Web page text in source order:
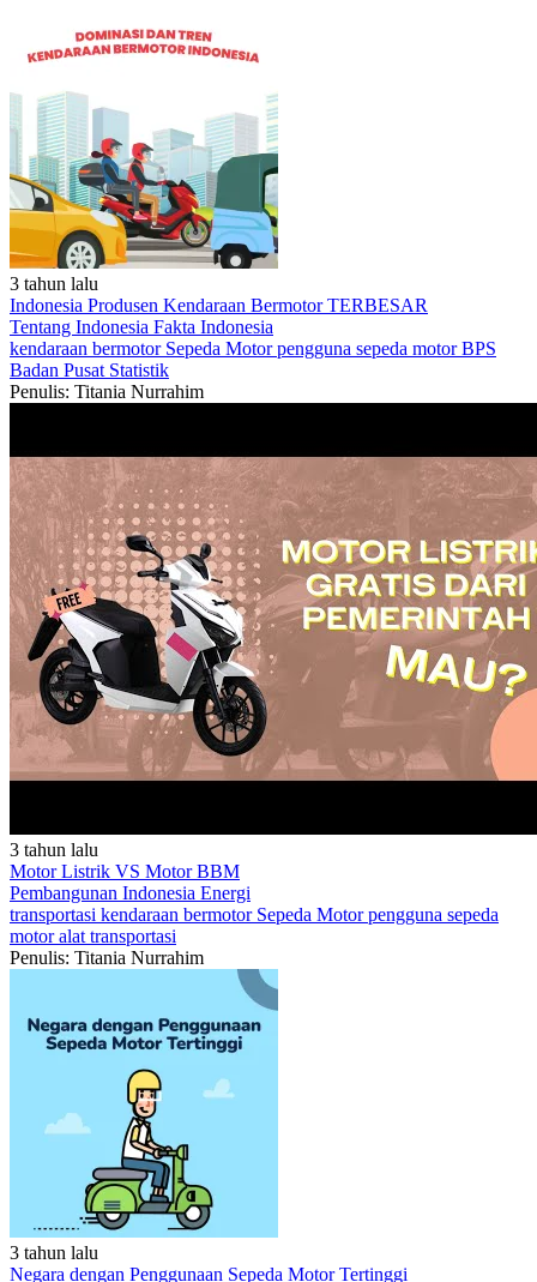
3 tahun lalu
Indonesia Produsen Kendaraan Bermotor TERBESAR
Tentang Indonesia Fakta Indonesia
kendaraan bermotor Sepeda Motorpengguna sepeda motorBPS
Badan Pusat Statistik
Penulis: Titania Nurrahim
3 tahun lalu
Motor Listrik VS Motor BBM
Pembangunan Indonesia Energi
transportasi kendaraan bermotor Sepeda Motorpengguna sepeda
motoralat transportasi
Penulis: Titania Nurrahim
3 tahun lalu
Negara dengan Penggunaan Sepeda Motor Tertinggi